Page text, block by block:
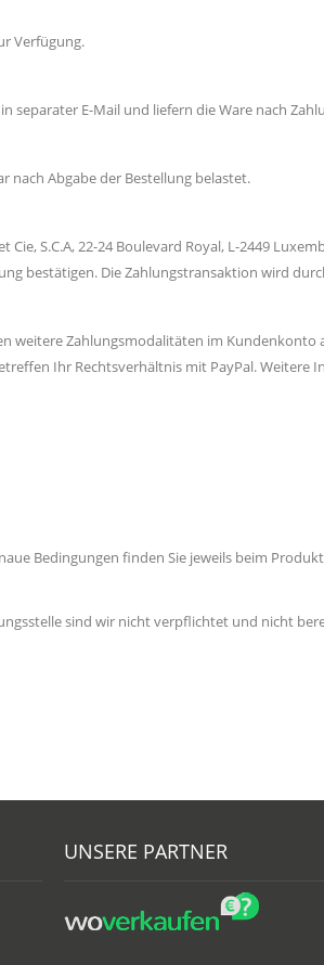
Verfügung.
separater E-Mail und liefern die Ware nach
nach Abgabe der Bestellung belastet.
S.C.A, 22-24 Boulevard Royal, L-2449
bestätigen. Die Zahlungstransaktion wird
weitere Zahlungsmodalitäten im
Ihr Rechtsverhältnis mit PayPal. Weitere
Bedingungen finden Sie jeweils beim
sind wir nicht verpflichtet und nicht
UNSERE PARTNER